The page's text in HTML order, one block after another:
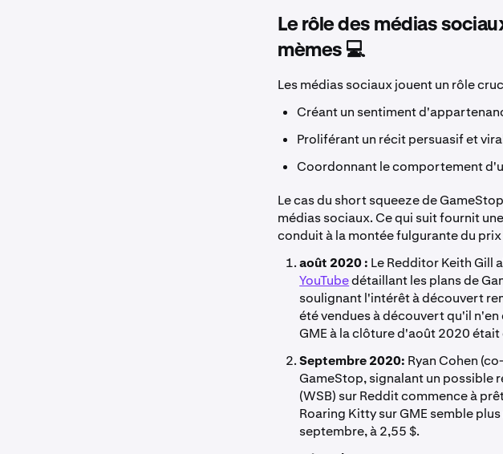
Le rôle des médias
mèmes 💻
Les médias sociaux jouent un rôle
Créant un sentiment
Proliférant un récit persuasif et
Coordonnant le comportement
Le cas du short squeeze de
médias sociaux. Ce qui suit fournit
conduit à la montée fulgurante du prix
août 2020 : Le Redditor Keith Gill
YouTubedétaillant les plans de
soulignant l'intérêt à découvert
été vendues à découvert qu'il
GME à la clôture d'août 2020 était
Septembre 2020: Ryan Cohen
GameStop, signalant un possible
(WSB) sur Reddit commence à
Roaring Kitty sur GME semble
septembre, à 2,55 $.